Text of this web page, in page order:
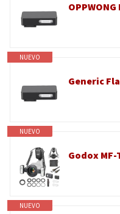
NUEVO
NUEVO
NUEVO